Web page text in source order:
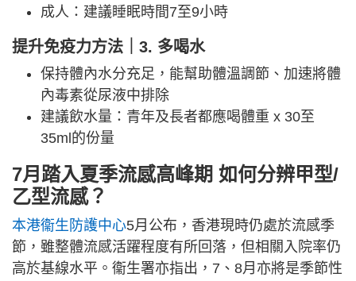
成人：建議睡眠時間7至9小時
提升免疫力方法｜3. 多喝水
保持體內水分充足，能幫助體溫調節、加速將體
內毒素從尿液中排除
建議飲水量：青年及長者都應喝體重 x 30至
35ml的份量
7月踏入夏季流感高峰期 如何分辨甲型/
乙型流感？
本港衞生防護中心5月公布，香港現時仍處於流感季
節，雖整體流感活躍程度有所回落，但相關入院率仍
高於基線水平。衞生署亦指出，7、8月亦將是季節性